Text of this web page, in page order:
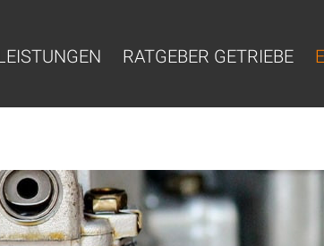
RATGEBER GETRIEBE